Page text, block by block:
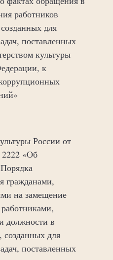
работников
для
поставленных
культуры
к
России от
«Об
гражданами,
на замещение
должности в
созданных для
поставленных